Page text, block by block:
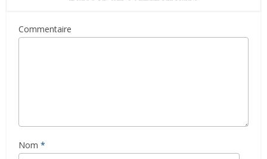
Commentaire
Nom *